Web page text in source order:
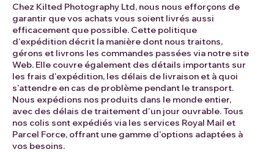
Chez Kilted Photography Ltd, nous nous efforçons de
garantir que vos achats vous soient livrés aussi
efficacement que possible. Cette politique
d'expédition décrit la manière dont nous traitons,
gérons et livrons les commandes passées via notre site
Web. Elle couvre également des détails importants sur
les frais d'expédition, les délais de livraison et à quoi
s'attendre en cas de problème pendant le transport.
Nous expédions nos produits dans le monde entier,
avec des délais de traitement d'un jour ouvrable. Tous
nos colis sont expédiés via les services Royal Mail et
Parcel Force, offrant une gamme d'options adaptées à
vos besoins.